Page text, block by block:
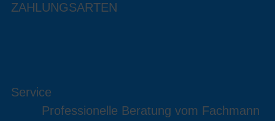
ZAHLUNGSARTEN
Service
Professionelle Beratung vom Fachmann